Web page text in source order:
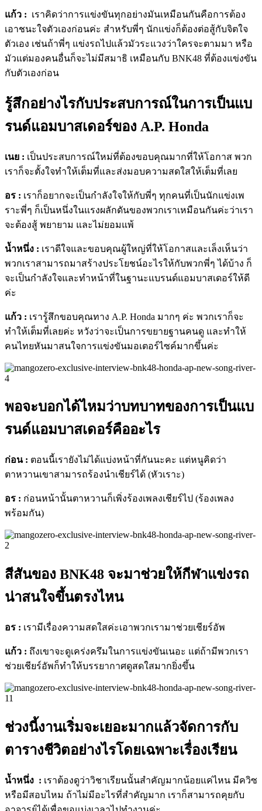
แก้ว : เราคิดว่าการแข่งขันทุกอย่างมันเหมือนกันคือการต้อง
เอาชนะใจตัวเองก่อนค่ะ สำหรับพี่ๆ นักแข่งก็ต้องต่อสู้กับจิตใจ
ตัวเอง เช่นถ้าพี่ๆ แข่งรถไปแล้วมัวระแวงว่าใครจะตามมา หรือ
มัวแต่มองคนอื่นก็จะไม่มีสมาธิ เหมือนกับ BNK48 ที่ต้องแข่งขัน
กับตัวเองก่อน
รู้สึกอย่างไรกับประสบการณ์ในการเป็นแบ
รนด์แอมบาสเดอร์ของ A.P. Honda
เนย : เป็นประสบการณ์ใหม่ที่ต้องขอบคุณมากที่ให้โอกาส พวก
เราก็จะตั้งใจทำให้เต็มที่และส่งมอบความสดใสให้เต็มที่เลย
อร : เราก็อยากจะเป็นกำลังใจให้กับพี่ๆ ทุกคนที่เป็นนักแข่งเพ
ราะพี่ๆ ก็เป็นหนึ่งในแรงผลักดันของพวกเราเหมือนกันค่ะว่าเรา
จะต้องสู้ พยายาม และไม่ยอมแพ้
น้ำหนึ่ง : เราดีใจและขอบคุณผู้ใหญ่ที่ให้โอกาสและเล็งเห็นว่า
พวกเราสามารถมาสร้างประโยชน์อะไรให้กับพวกพี่ๆ ได้บ้าง ก็
จะเป็นกำลังใจและทำหน้าที่ในฐานะแบรนด์แอมบาสเดอร์ให้ดี
ค่ะ
แก้ว : เรารู้สึกขอบคุณทาง A.P. Honda มากๆ ค่ะ พวกเราก็จะ
ทำให้เต็มที่เลยค่ะ หวังว่าจะเป็นการขยายฐานคนดู และทำให้
คนไทยหันมาสนใจการแข่งขันมอเตอร์ไซค์มากขึ้นค่ะ
พอจะบอกได้ไหมว่าบทบาทของการเป็นแบ
รนด์แอมบาสเดอร์คืออะไร
ก่อน : ตอนนี้เรายังไม่ได้แบ่งหน้าที่กันนะคะ แต่หนูคิดว่า
ตาหวานเขาสามารถร้องนำเชียร์ได้ (หัวเราะ)
อร : ก่อนหน้านั้นตาหวานก็เพิ่งร้องเพลงเชียร์ไป (ร้องเพลง
พร้อมกัน)
สีสันของ BNK48 จะมาช่วยให้กีฬาแข่งรถ
น่าสนใจขึ้นตรงไหน
อร : เรามีเรื่องความสดใสค่ะเอาพวกเรามาช่วยเชียร์อัพ
แก้ว : ถึงเขาจะดูเคร่งครึมในการแข่งขันเนอะ แต่ถ้ามีพวกเรา
ช่วยเชียร์อัพก็ทำให้บรรยากาศดูสดใสมากยิ่งขึ้น
ช่วงนี้งานเริ่มจะเยอะมากแล้วจัดการกับ
ตารางชีวิตอย่างไรโดยเฉพาะเรื่องเรียน
น้ำหนึ่ง : เราต้องดูว่าวิชาเรียนนั้นสำคัญมากน้อยแค่ไหน มีควิซ
หรือมีสอบไหม ถ้าไม่มีอะไรที่สำคัญมาก เราก็สามารถคุยกับ